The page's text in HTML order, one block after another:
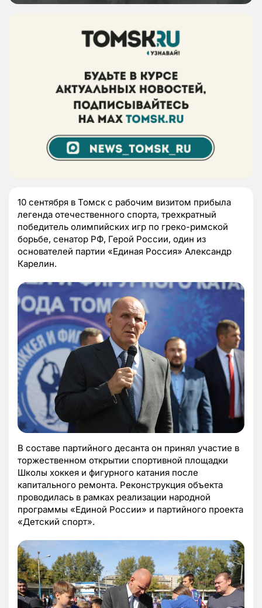
10 сентября в Томск с рабочим визитом прибыла
легенда отечественного спорта, трехкратный
победитель олимпийских игр по греко-римской
борьбе, сенатор РФ, Герой России, один из
основателей партии «Единая Россия» Александр
Карелин.
В составе партийного десанта он принял участие в
торжественном открытии спортивной площадки
Школы хоккея и фигурного катания после
капитального ремонта. Реконструкция объекта
проводилась в рамках реализации народной
программы «Единой России» и партийного проекта
«Детский спорт».